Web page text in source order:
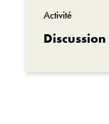
Activité